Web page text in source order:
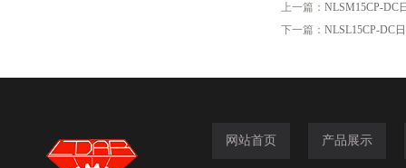
上一篇： NLSM15CP-DC
下一篇： NLSL15CP-DC
网站首页 产品展示